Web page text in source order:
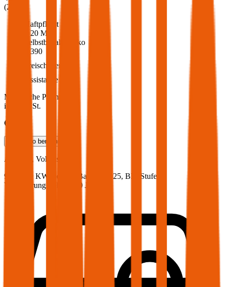
(217
Haftpflicht
€ 20 Mio.
Selbstbehalt Kasko
€ 390
Freischaden
Assistance
Monatliche Prämie
inkl. mVSt.
€ 63,95
Teilkasko berechnen
Audi
A1, Vollkasko
95 PS/70 KW, benzin, Baujahr 2025, BM-Stufe
Versicherungsnehmer 30 Jahre